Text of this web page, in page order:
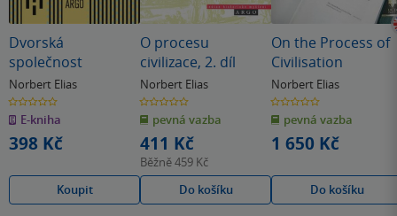
Dvorská
společnost
Norbert Elias
0.0
z
5
hvězdiček
E-kniha
398 Kč
Koupit
O procesu
civilizace, 2. díl
Norbert Elias
0.0
z
5
hvězdiček
pevná vazba
411 Kč
Běžně459 Kč
Do košíku
On the Process of
Civilisation
Norbert Elias
0.0
z
5
hvězdiček
pevná vazba
1 650 Kč
Do košíku